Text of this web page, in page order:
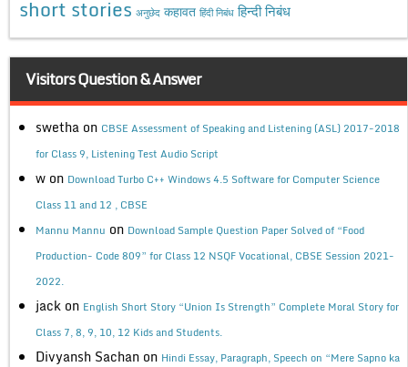
short stories अनुछेद कहावत हिंदी निबंध हिन्दी निबंध
Visitors Question & Answer
swetha on CBSE Assessment of Speaking and Listening (ASL) 2017-2018
for Class 9, Listening Test Audio Script
w on Download Turbo C++ Windows 4.5 Software for Computer Science
Class 11 and 12 , CBSE
Mannu Mannu on Download Sample Question Paper Solved of “Food
Production- Code 809” for Class 12 NSQF Vocational, CBSE Session 2021-
2022.
jack on English Short Story “Union Is Strength” Complete Moral Story for
Class 7, 8, 9, 10, 12 Kids and Students.
Divyansh Sachan on Hindi Essay, Paragraph, Speech on “Mere Sapno ka